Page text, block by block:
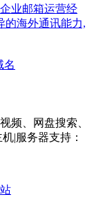
业邮箱运营经
的海外通讯能力,
名
频、网盘搜索、
|服务器支持：